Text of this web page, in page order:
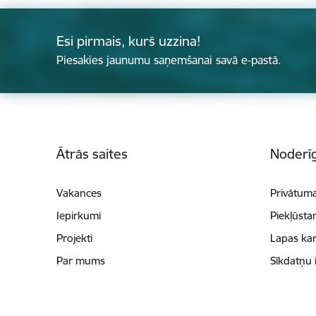
Esi pirmais, kurš uzzina!
Piesakies jaunumu saņemšanai savā e-pastā.
Ātrās saites
Vakances
Iepirkumi
Projekti
Par mums
Lapas
Sīkdatņu